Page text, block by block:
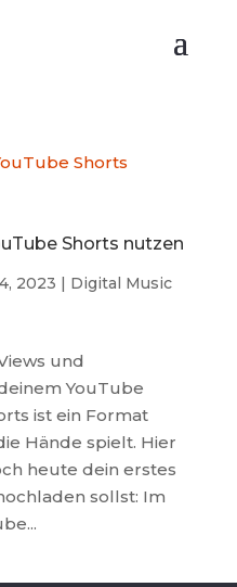
Shorts nutzen
2023 | Digital Music
und
YouTube
ist ein Format
Hände spielt. Hier
heute dein erstes
sollst: Im